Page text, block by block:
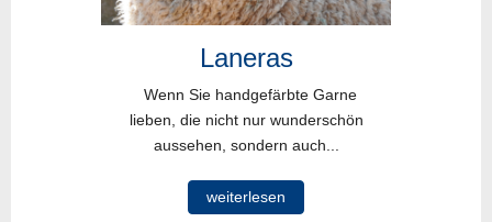
Laneras
Wenn Sie handgefärbte Garne
lieben, die nicht nur wunderschön
aussehen, sondern auch...
weiterlesen